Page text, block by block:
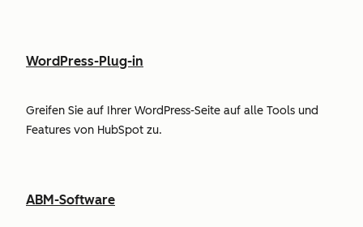
WordPress-Plug-in
Greifen Sie auf Ihrer WordPress-Seite auf alle Tools und
Features von HubSpot zu.
ABM-Software